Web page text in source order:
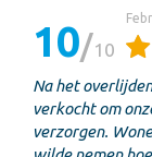
10 10
Na het
verkocht om
verzorgen.